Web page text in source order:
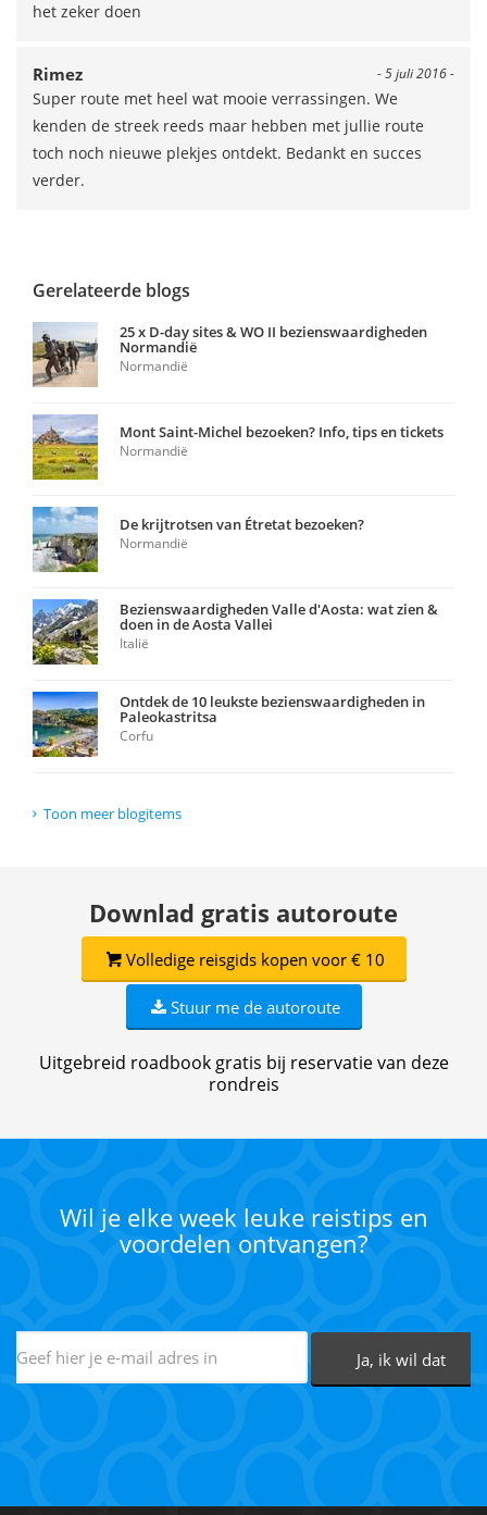
het zeker doen
- 5 juli 2016 -
Rimez
Super route met heel wat mooie verrassingen. We
kenden de streek reeds maar hebben met jullie route
toch noch nieuwe plekjes ontdekt. Bedankt en succes
verder.
Gerelateerde blogs
25 x D-day sites & WO II bezienswaardigheden
Normandië
Normandië
Mont Saint-Michel bezoeken? Info, tips en tickets
Normandië
De krijtrotsen van Étretat bezoeken?
Normandië
Bezienswaardigheden Valle d'Aosta: wat zien &
doen in de Aosta Vallei
Italië
Ontdek de 10 leukste bezienswaardigheden in
Paleokastritsa
Corfu
Toon meer blogitems
Downlad gratis autoroute
Volledige reisgids kopen voor € 10
Stuur me de autoroute
Uitgebreid roadbook gratis bij reservatie van deze
rondreis
Wil je elke week leuke reistips en
voordelen ontvangen?